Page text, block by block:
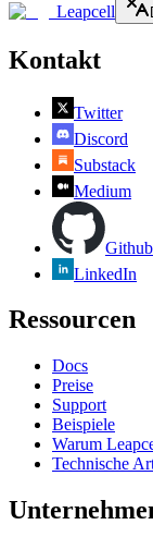
Leapcell
Kontakt
Twitter
Discord
Substack
Medium
Github
LinkedIn
Ressourcen
Docs
Preise
Support
Beispiele
Warum
Technische